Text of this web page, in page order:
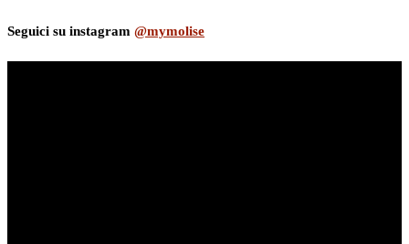
Seguici su instagram @mymolise